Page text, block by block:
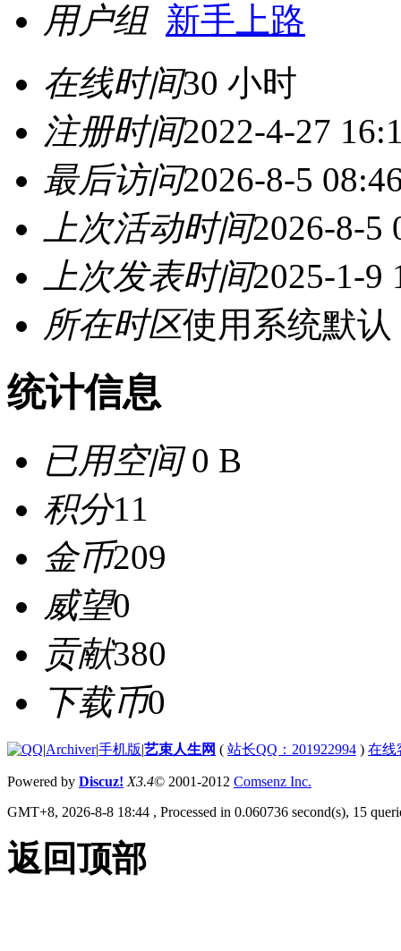
用户组 新手上路
在线时间30 小时
注册时间2022-4-27
最后访问2026-8-5
上次活动时间2026-8-5
上次发表时间2025-1-9
所在时区使用系统默认
统计信息
已用空间0 B
积分11
金币209
威望0
贡献380
下载币0
|Archiver|手机版|艺束人生网 ( 站长QQ：201922994 ) 在线
Powered by Discuz! X3.4© 2001-2012 Comsenz Inc.
GMT+8, 2026-8-8 18:44 , Processed in 0.060736 second(s), 15
返回顶部